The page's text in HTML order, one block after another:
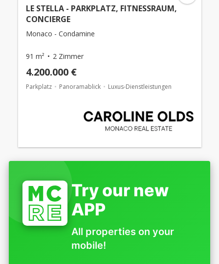
LE STELLA - PARKPLATZ, FITNESSRAUM,
CONCIERGE
Monaco - Condamine
91 m² 2 Zimmer
4.200.000 €
Parkplatz Panoramablick Luxus-Dienstleistungen
Try our new
APP
All properties on your
mobile!